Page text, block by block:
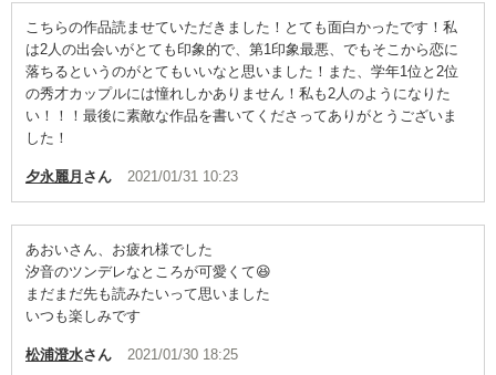
こちらの作品読ませていただきました！とても面白かったです！私
は2人の出会いがとても印象的で、第1印象最悪、でもそこから恋に
落ちるというのがとてもいいなと思いました！また、学年1位と2位
の秀才カップルには憧れしかありません！私も2人のようになりた
い！！！最後に素敵な作品を書いてくださってありがとうございま
した！
夕永麗月 さん 2021/01/31 10:23
あおいさん、お疲れ様でした
汐音のツンデレなところが可愛くて😆
まだまだ先も読みたいって思いました
いつも楽しみです
松浦澄水さん 2021/01/30 18:25